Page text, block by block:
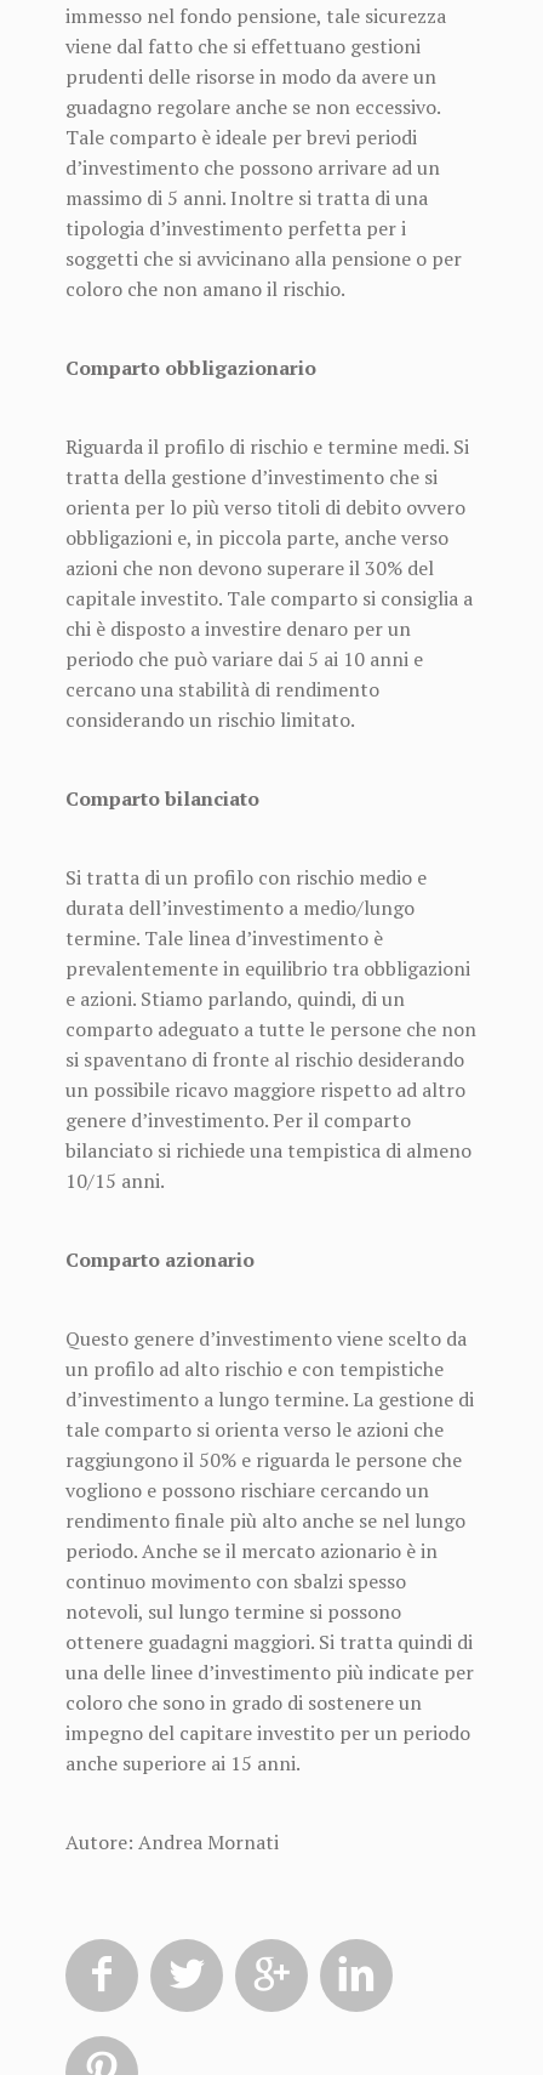
immesso nel fondo pensione, tale sicurezza
viene dal fatto che si effettuano gestioni
prudenti delle risorse in modo da avere un
guadagno regolare anche se non eccessivo.
Tale comparto è ideale per brevi periodi
d’investimento che possono arrivare ad un
massimo di 5 anni. Inoltre si tratta di una
tipologia d’investimento perfetta per i
soggetti che si avvicinano alla pensione o per
coloro che non amano il rischio.
Comparto obbligazionario
Riguarda il profilo di rischio e termine medi. Si
tratta della gestione d’investimento che si
orienta per lo più verso titoli di debito ovvero
obbligazioni e, in piccola parte, anche verso
azioni che non devono superare il 30% del
capitale investito. Tale comparto si consiglia a
chi è disposto a investire denaro per un
periodo che può variare dai 5 ai 10 anni e
cercano una stabilità di rendimento
considerando un rischio limitato.
Comparto bilanciato
Si tratta di un profilo con rischio medio e
durata dell’investimento a medio/lungo
termine. Tale linea d’investimento è
prevalentemente in equilibrio tra obbligazioni
e azioni. Stiamo parlando, quindi, di un
comparto adeguato a tutte le persone che non
si spaventano di fronte al rischio desiderando
un possibile ricavo maggiore rispetto ad altro
genere d’investimento. Per il comparto
bilanciato si richiede una tempistica di almeno
10/15 anni.
Comparto azionario
Questo genere d’investimento viene scelto da
un profilo ad alto rischio e con tempistiche
d’investimento a lungo termine. La gestione di
tale comparto si orienta verso le azioni che
raggiungono il 50% e riguarda le persone che
vogliono e possono rischiare cercando un
rendimento finale più alto anche se nel lungo
periodo. Anche se il mercato azionario è in
continuo movimento con sbalzi spesso
notevoli, sul lungo termine si possono
ottenere guadagni maggiori. Si tratta quindi di
una delle linee d’investimento più indicate per
coloro che sono in grado di sostenere un
impegno del capitare investito per un periodo
anche superiore ai 15 anni.
Autore: Andrea Mornati
   